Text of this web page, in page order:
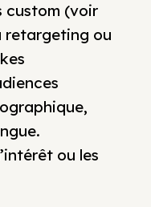
custom (voir
retargeting ou
ou les